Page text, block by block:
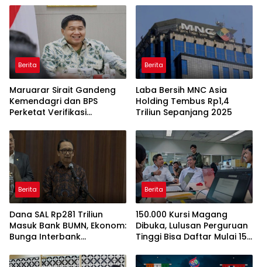
Berita
Maruarar Sirait Gandeng
Kemendagri dan BPS
Perketat Verifikasi
Rumah BSPS
Berita
Laba Bersih MNC Asia
Holding Tembus Rp1,4
Triliun Sepanjang 2025
Berita
Dana SAL Rp281 Triliun
Masuk Bank BUMN, Ekonom:
Bunga Interbank
Berita
150.000 Kursi Magang
Dibuka, Lulusan Perguruan
Tinggi Bisa Daftar Mulai 15